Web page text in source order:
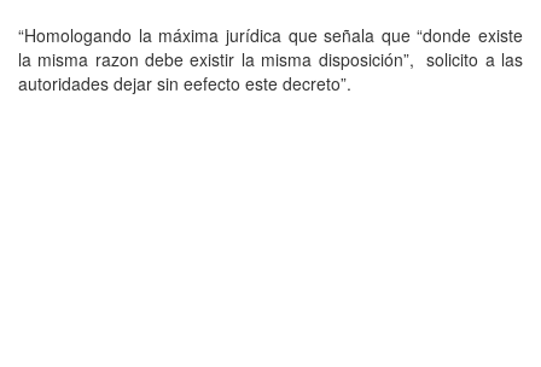
“Homologando la máxima jurídica que señala que “donde existe
la misma razon debe existir la misma disposición”, solicito a las
autoridades dejar sin eefecto este decreto”.